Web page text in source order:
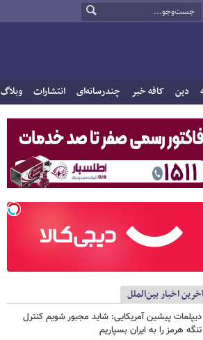
دین کافه خبر چندرسانه‌ای انتشارات وبلاگ
اخبار بین‌الملل
دیپلمات پیشین آمریکایی: شاید مجبور شویم کنترل
تنگه هرمز را به ایران بسپاریم